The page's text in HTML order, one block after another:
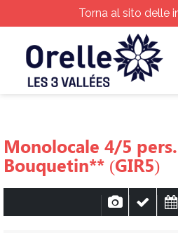
Torna al sito delle
Monolocale 4/5
Bouquetin** (GIR5)